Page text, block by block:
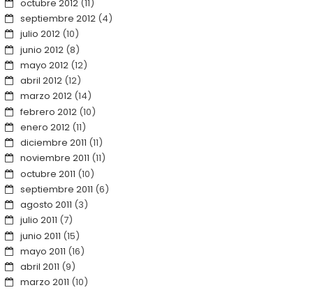
octubre 2012(11)
septiembre 2012(4)
julio 2012(10)
junio 2012(8)
mayo 2012(12)
abril 2012(12)
marzo 2012(14)
febrero 2012(10)
enero 2012(11)
diciembre 2011 (11)
noviembre 2011 (11)
octubre 2011 (10)
septiembre 2011 (6)
agosto 2011 (3)
julio 2011 (7)
junio 2011 (15)
mayo 2011 (16)
abril 2011 (9)
marzo 2011 (10)